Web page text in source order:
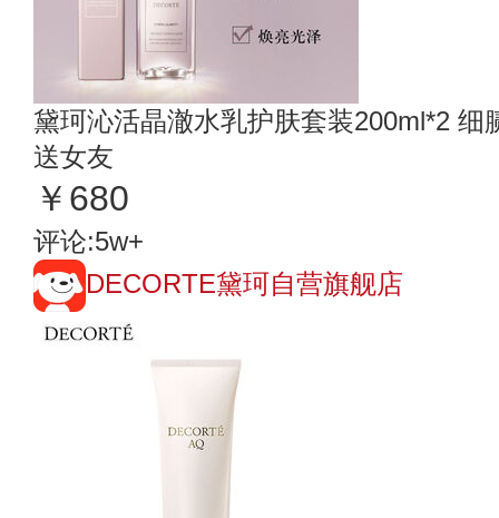
黛珂沁活晶澈水乳护肤套装200ml*2 细
送女友
￥680
评论:5w+
DECORTE黛珂自营旗舰店